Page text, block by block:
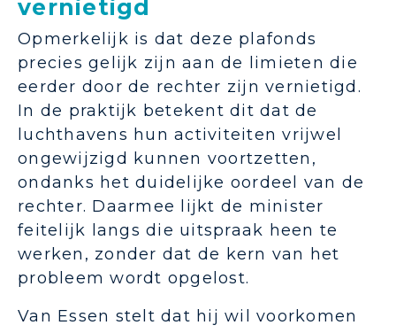
vernietigd
Opmerkelijk is dat deze plafonds
precies gelijk zijn aan de limieten die
eerder door de rechter zijn vernietigd.
In de praktijk betekent dit dat de
luchthavens hun activiteiten vrijwel
ongewijzigd kunnen voortzetten,
ondanks het duidelijke oordeel van de
rechter. Daarmee lijkt de minister
feitelijk langs die uitspraak heen te
werken, zonder dat de kern van het
probleem wordt opgelost.
Van Essen stelt dat hij wil voorkomen